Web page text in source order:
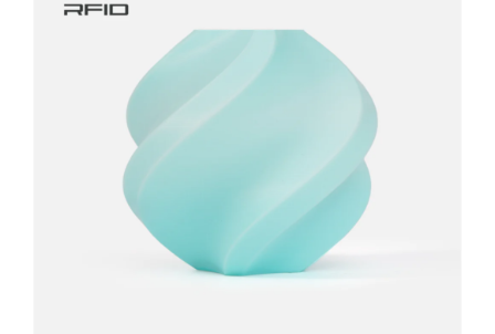
πολλαπλές
παραλλαγές.
επιλογές
μπορούν
να
επιλεγούν
στη
σελίδα